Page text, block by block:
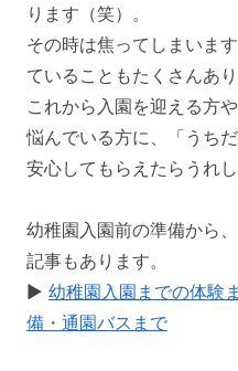
ります（笑）。
その時は焦ってしまいま
ていることもたくさんあり
これから入園を迎える方
悩んでいる方に、「うち
安心してもらえたらうれし
幼稚園入園前の準備から
記事もあります。
▶︎ 幼稚園入園までの体験
備・通園バスまで